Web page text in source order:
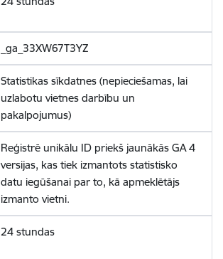
_ga_33XW67T3YZ
Statistikas sīkdatnes (nepieciešamas, lai
uzlabotu vietnes darbību un
pakalpojumus)
Reģistrē unikālu ID priekš jaunākās GA 4
versijas, kas tiek izmantots statistisko
datu iegūšanai par to, kā apmeklētājs
izmanto vietni.
24 stundas